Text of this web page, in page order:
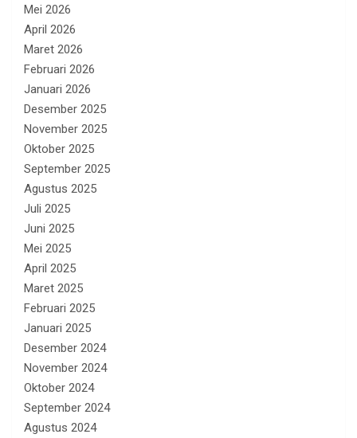
Mei 2026
April 2026
Maret 2026
Februari 2026
Januari 2026
Desember 2025
November 2025
Oktober 2025
September 2025
Agustus 2025
Juli 2025
Juni 2025
Mei 2025
April 2025
Maret 2025
Februari 2025
Januari 2025
Desember 2024
November 2024
Oktober 2024
September 2024
Agustus 2024